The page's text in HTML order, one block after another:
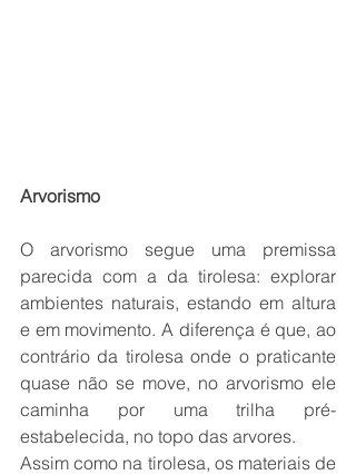
Arvorismo
O arvorismo segue uma premissa
parecida com a da tirolesa: explorar
ambientes naturais, estando em altura
e em movimento. A diferença é que, ao
contrário da tirolesa onde o praticante
quase não se move, no arvorismo ele
caminha por uma trilha pré-
estabelecida, no topo das arvores.
Assim como na tirolesa, os materiais de